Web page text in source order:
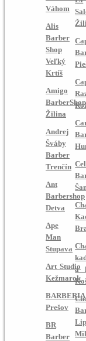
Váhom
Alis
Barber
Shop
Veľký
Krtíš
Amigo
BarberShop
Žilina
Andrej
Šváby
Barber
Trenčín
Ant
Barbershop
Detva
Ape
Man
Stupava
Art Studio
Kežmarok
BARBERIA
Prešov
BR
Barber
a